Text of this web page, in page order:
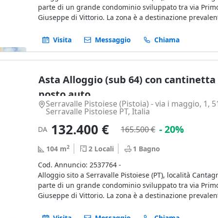
parte di un grande condominio sviluppato tra via
Giuseppe di Vittorio. La zona è a destinazione
dei sevizi essenziali. L’edificio è stato realizzato fra il
L’appartamento si trova al piano terzo, con una
due bagni, camera matrimoniale e cameretta con
Al piano quarto si trova una soffitta collegata
scala, dotata di finestra a tetto.
piano interrato.
Superficie commerciale totale: 118,80 mq
Abitazione, loggia, terrazzo, soffitta e cantina: 112,63
Posto auto coperto: 20,58 mq
Il tutto come meglio descritto nelle perizie dell’Arch.
e dell’Arch. Tridenti (Bene 40).
Visita Messaggio Chiama
Asta Alloggio (sub 64) con cantinetta
posto auto
Serravalle Pistoiese (Pistoia) - via i maggio, 1,
Serravalle Pistoiese PT, Italia
DA 132.400 € 165.500 € - 20%
104 m2 2 Locali 1 Bagno
Cod. Annuncio: 2537764 -
Alloggio sito a Serravalle Pistoiese (PT), località
parte di un grande condominio sviluppato tra via
Giuseppe di Vittorio. La zona è a destinazione
dei sevizi essenziali. L’edificio è stato realizzato fra il